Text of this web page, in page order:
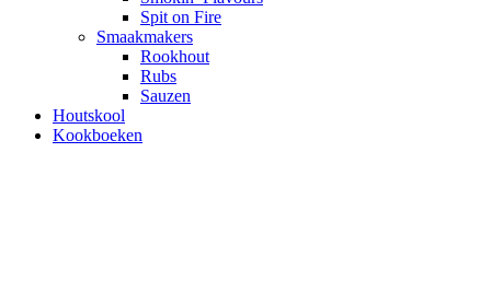
Spit on Fire
Smaakmakers
Rookhout
Rubs
Sauzen
Houtskool
Kookboeken